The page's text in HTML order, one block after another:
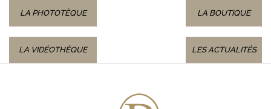
LA PHOTOTÈQUE LA BOUTIQUE
LA VIDÉOTHÈQUE LES ACTUALITÉS